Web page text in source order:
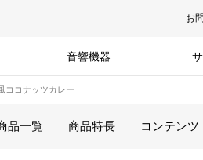
お
音響機器
ココナッツカレー
品一覧 商品特長 コンテンツ